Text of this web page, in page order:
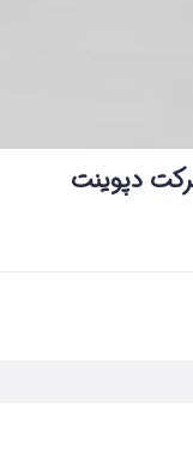
دپوینت